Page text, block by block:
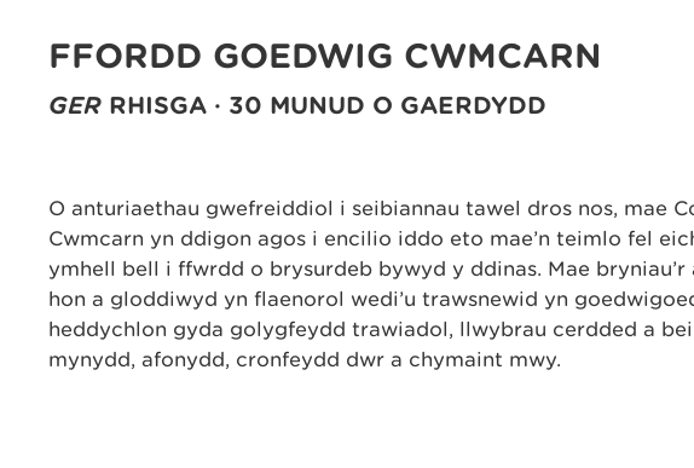
FFORDD GOEDWIG CWMCARN
GER RHISGA · 30 MUNUD O GAERDYDD
O anturiaethau gwefreiddiol i seibiannau tawel dros nos, mae
Cwmcarn yn ddigon agos i encilio iddo eto mae’n teimlo fel
ymhell bell i ffwrdd o brysurdeb bywyd y ddinas. Mae bryniau’r
hon a gloddiwyd yn flaenorol wedi’u trawsnewid yn
heddychlon gyda golygfeydd trawiadol, llwybrau cerdded a
mynydd, afonydd, cronfeydd dŵr a chymaint mwy.